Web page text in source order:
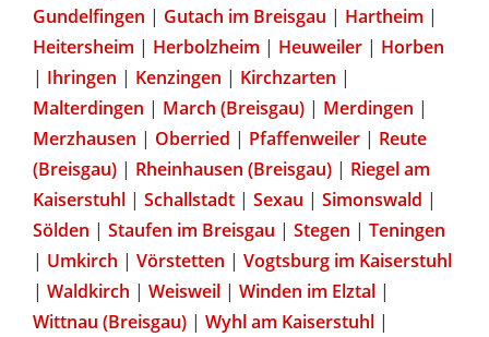
Gundelfingen | Gutach im Breisgau | Hartheim |
Heitersheim | Herbolzheim | Heuweiler | Horben
| Ihringen | Kenzingen | Kirchzarten |
Malterdingen | March (Breisgau) | Merdingen |
Merzhausen | Oberried | Pfaffenweiler | Reute
(Breisgau) | Rheinhausen (Breisgau) | Riegel am
Kaiserstuhl | Schallstadt | Sexau | Simonswald |
Sölden | Staufen im Breisgau | Stegen | Teningen
| Umkirch | Vörstetten | Vogtsburg im Kaiserstuhl
| Waldkirch | Weisweil | Winden im Elztal |
Wittnau (Breisgau) | Wyhl am Kaiserstuhl |